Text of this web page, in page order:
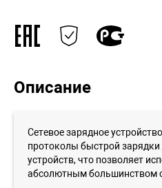
Описание
Сетевое зарядное
протоколы быстрой зарядки
устройств, что позволяет
абсолютным большинством